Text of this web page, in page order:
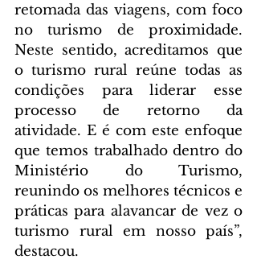
retomada das viagens, com foco
no turismo de proximidade.
Neste sentido, acreditamos que
o turismo rural reúne todas as
condições para liderar esse
processo de retorno da
atividade. E é com este enfoque
que temos trabalhado dentro do
Ministério do Turismo,
reunindo os melhores técnicos e
práticas para alavancar de vez o
turismo rural em nosso país”,
destacou.